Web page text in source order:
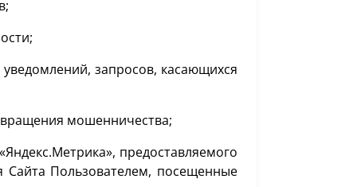
запросов, касающихся
мошенничества;
предоставляемого
Сайта Пользователем, посещенные